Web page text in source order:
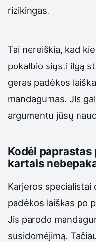
rizikingas.
Tai nereiškia, kad
pokalbio siųsti ilgą
geras padėkos
mandagumas. Jis
argumentu jūsų
Kodėl paprastas
kartais
Karjeros specialistai
padėkos laiškas po
Jis parodo
susidomėjimą.